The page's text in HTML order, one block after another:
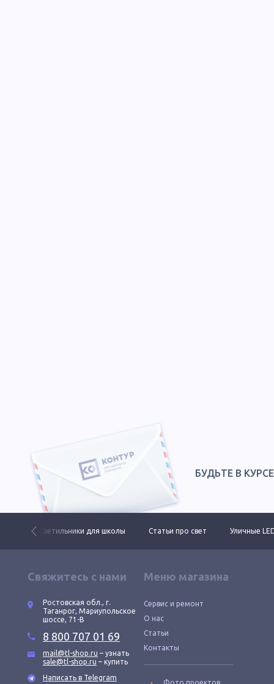
БУДЬТЕ В
Светильники для школы Статьи про свет Уличные
Свяжитесь с нами
Ростовская обл., г.
Таганрог, Мариупольское
шоссе, 71-В
8 800 707 01 69
mail@tl-shop.ru – узнать
sale@tl-shop.ru – купить
Написать в Telegram
Меню магазина
Сервис и ремонт
О нас
Статьи
Контакты